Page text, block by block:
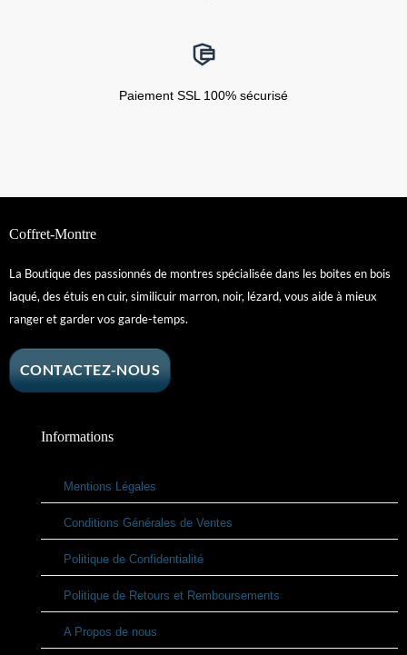
Paiement SSL 100% sécurisé
Coffret-Montre
La Boutique des passionnés de montres spécialisée dans les boites en bois
laqué, des étuis en cuir, similicuir marron, noir, lézard, vous aide à mieux
ranger et garder vos garde-temps.
CONTACTEZ-NOUS
Informations
Mentions Légales
Conditions Générales de Ventes
Politique de Confidentialité
Politique de Retours et Remboursements
A Propos de nous